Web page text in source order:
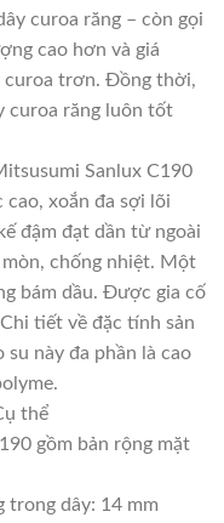
curoa răng – còn gọi
cao hơn và giá
curoa trơn. Đồng thời,
curoa răng luôn tốt
Sanlux C190
cao, xoắn đa sợi lõi
đậm đạt dần từ ngoài
chống nhiệt. Một
bám dầu. Được gia cố
tiết về đặc tính sản
su này đa phần là cao
thể
gồm bản rộng mặt
trong dây: 14 mm